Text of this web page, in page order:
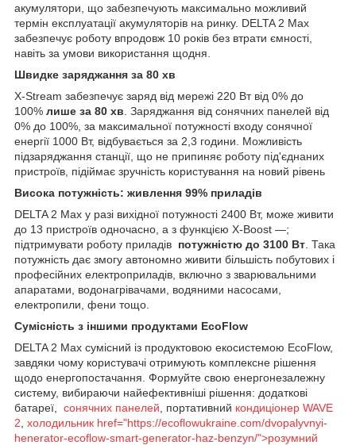
акумулятори, що забезпечують максимально можливий
термін експлуатації акумуляторів на ринку. DELTA 2 Max
забезпечує роботу впродовж 10 років без втрати ємності,
навіть за умови використання щодня.
Швидке заряджання за 80 хв
X-Stream забезпечує заряд від мережі 220 Вт від 0% до
100% лише за 80 хв . Заряджання від сонячних панелей від
0% до 100%, за максимальної потужності входу сонячної
енергії 1000 Вт, відбувається за 2,3 години. Можливість
підзаряджання станції, що не припиняє роботу під'єднаних
пристроїв, підіймає зручність користування на новий рівень
Висока потужність: живлення 99% приладів
DELTA 2 Max у разі вихідної потужності 2400 Вт, може живити
до 13 пристроїв одночасно, а з функцією X-Boost —;
підтримувати роботу приладів потужністю до 3100 Вт . Така
потужність дає змогу автономно живити більшість побутових і
професійних електроприладів, включно з зварювальними
апаратами, водонагрівачами, водяними насосами,
електропили, фени тощо.
Сумісність з іншими продуктами EcoFlow
DELTA 2 Max сумісний із продуктовою екосистемою EcoFlow,
завдяки чому користувачі отримують комплексне рішення
щодо енергопостачання. Формуйте свою енергонезалежну
систему, вибираючи найефективніші рішення: додаткові
батареї,
сонячних панелей , портативний кондиціонер WAVE
2 холодильник href="https://ecoflowukraine.com/dvopalyvnyi-
henerator-ecoflow-smart-generator-haz-benzyn/">розумний